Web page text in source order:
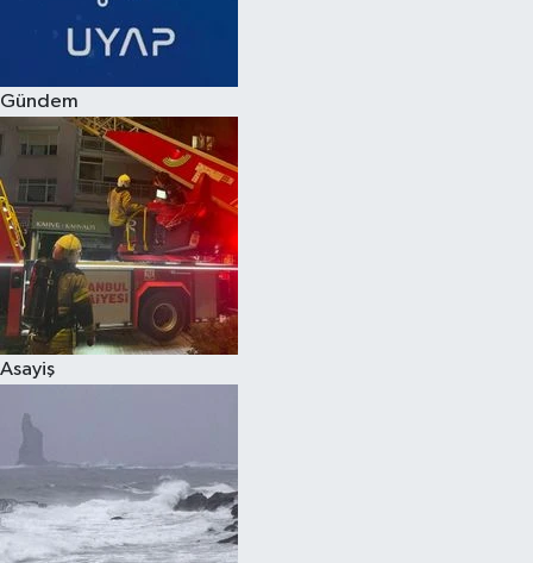
Gündem
Asayiş
Spor
Burç Yorumları
Çocuk
Eğitim
Hava Durumu
Kadın
Kültür Sanat
Sağlık